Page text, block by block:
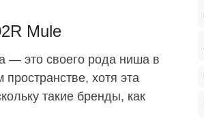
Mule
— это своего рода ниша в
хотя эта
такие бренды, как